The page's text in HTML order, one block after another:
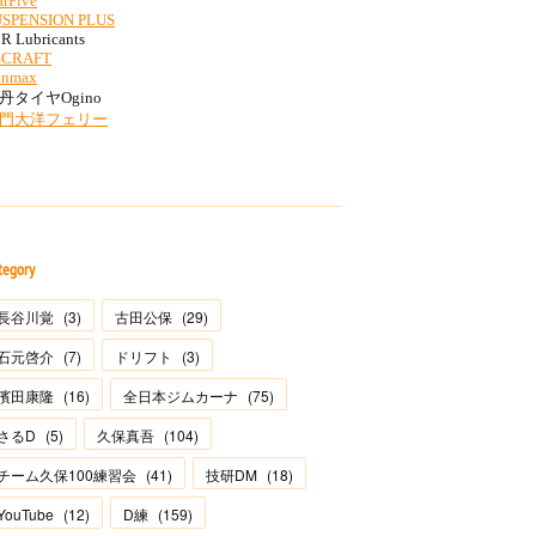
谷川覚 (3) 古田公保 (29)
元啓介 (7) ドリフト (3)
田康隆 (16) 全日本ジムカーナ (75)
るD (5) 久保真吾 (104)
ーム久保100練習会 (41) 技研DM (18)
(12) D練 (159)